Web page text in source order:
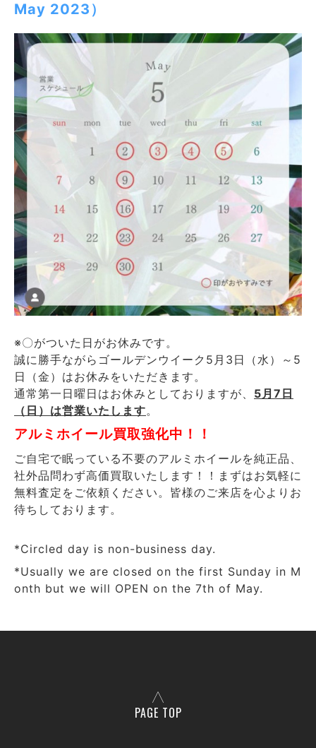
May 2023）
※〇がついた日がお休みです。
誠に勝手ながらゴールデンウイーク5月3日（水）～5
日（金）はお休みをいただきます。
通常第一日曜日はお休みとしておりますが、 5月7日
（日）は営業いたします。
アルミホイール買取強化中！！
ご自宅で眠っている不要のアルミホイールを純正品、
社外品問わず高価買取いたします！！まずはお気軽に
無料査定をご依頼ください。皆様のご来店を心よりお
待ちしております。
*Circled day is non-business day.
*Usually we are closed on the first Sunday in M
onth but we will OPEN on the 7th of May.
PAGE TOP